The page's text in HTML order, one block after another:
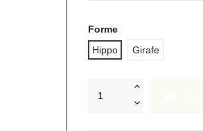
Forme
Hippo
Girafe